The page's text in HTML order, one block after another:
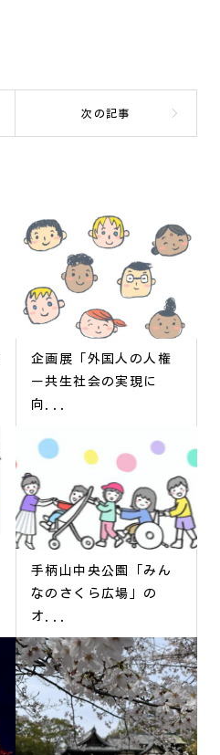
企画展「外国人の人権
ー共生社会の実現に
向...
手柄山中央公園「みん
なのさくら広場」の
オ...